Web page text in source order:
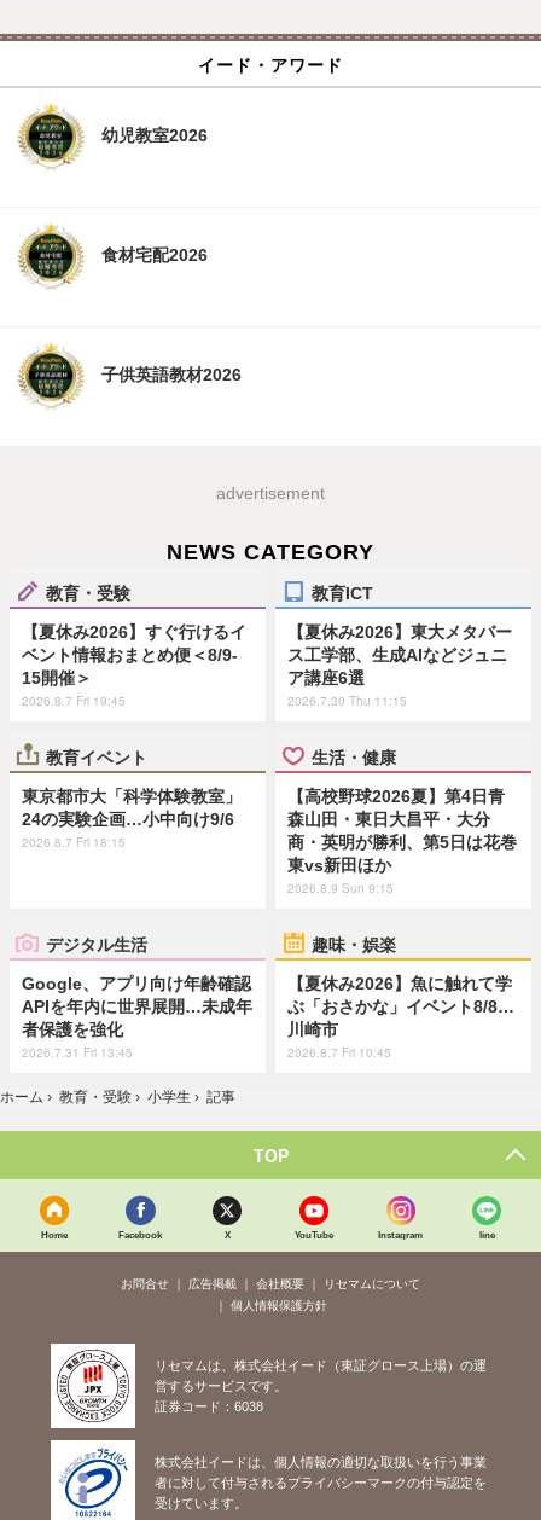
イード・アワード
幼児教室2026
食材宅配2026
子供英語教材2026
advertisement
NEWS CATEGORY
教育・受験
【夏休み2026】すぐ行けるイ
ベント情報おまとめ便＜8/9-
15開催＞
2026.8.7 Fri 19:45
教育ICT
【夏休み2026】東大メタバー
ス工学部、生成AIなどジュニ
ア講座6選
2026.7.30 Thu 11:15
教育イベント
東京都市大「科学体験教室」
24の実験企画…小中向け9/6
2026.8.7 Fri 18:15
生活・健康
【高校野球2026夏】第4日青
森山田・東日大昌平・大分
商・英明が勝利、第5日は花巻
東vs新田ほか
2026.8.9 Sun 9:15
デジタル生活
Google、アプリ向け年齢確認
APIを年内に世界展開…未成年
者保護を強化
2026.7.31 Fri 13:45
趣味・娯楽
【夏休み2026】魚に触れて学
ぶ「おさかな」イベント8/8…
川崎市
2026.8.7 Fri 10:45
ホーム › 教育・受験 › 小学生 › 記事
TOP
Home Facebook X YouTube Instagram line
お問合せ 広告掲載 会社概要
リセマムについて
個人情報保護方針
リセマムは、株式会社イード（東証グロース上場）の運
営するサービスです。
証券コード：6038
株式会社イードは、個人情報の適切な取扱いを行う事業
者に対して付与されるプライバシーマークの付与認定を
受けています。